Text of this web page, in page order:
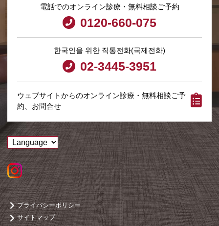
電話でのオンライン診療・無料相談ご予約
0120-660-075
한국인을 위한 직통전화(국제전화)
02-3445-3951
ウェブサイトからのオンライン診療・無料相談ご予
約、お問合せ
プライバシーポリシー
サイトマップ